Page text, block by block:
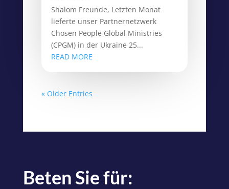
Shalom Freunde, Letzten Monat
lieferte unser Partnernetzwerk
Chosen People Global Ministries
(CPGM) in der Ukraine 25...
READ MORE
« Older Entries
Beten Sie für: